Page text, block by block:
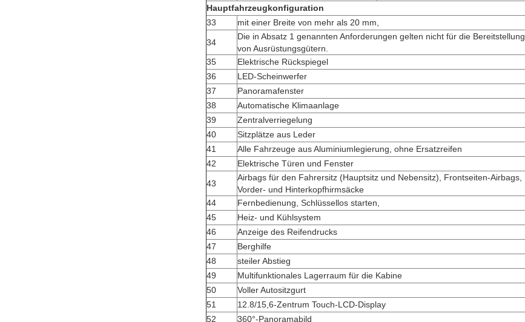
Hauptfahrzeugkonfiguration
33
mit einer Breite von mehr als 20 mm,
34
Die in Absatz 1 genannten Anforderungen gelten nicht für die Bereitstellung
von Ausrüstungsgütern.
35
Elektrische Rückspiegel
36
LED-Scheinwerfer
37
Panoramafenster
38
Automatische Klimaanlage
39
Zentralverriegelung
40
Sitzplätze aus Leder
41
Alle Fahrzeuge aus Aluminiumlegierung, ohne Ersatzreifen
42
Elektrische Türen und Fenster
43
Airbags für den Fahrersitz (Hauptsitz und Nebensitz), Frontseiten-Airbags,
Vorder- und Hinterkopfhirmsäcke
44
Fernbedienung, Schlüssellos starten,
45
Heiz- und Kühlsystem
46
Anzeige des Reifendrucks
47
Berghilfe
48
steiler Abstieg
49
Multifunktionales Lagerraum für die Kabine
50
Voller Autositzgurt
51
12.8/15,6-Zentrum Touch-LCD-Display
52
360°-Panoramabild